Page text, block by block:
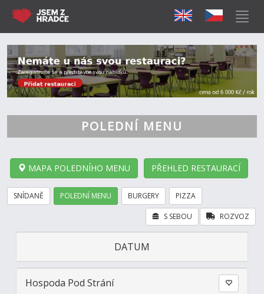
POLEDNÍ MENU
MAPA POLEDNÍHO MENU PŘEHLED RESTAURACÍ
SNÍDANĚ POLEDNÍ MENU BURGERY PIZZA
ROZVOZ
S SEBOU
DATUM
Hospoda Pod Strání